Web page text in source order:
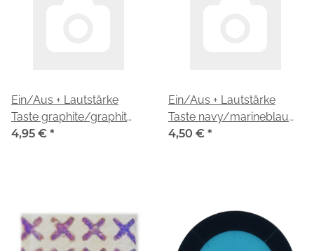
Ein/Aus + Lautstärke
Taste graphite/graphit
GH81-25059A für
4,95 € *
Ein/Aus + Lautstärke
Taste navy/marineblau
GH81-25061A für
4,50 € *